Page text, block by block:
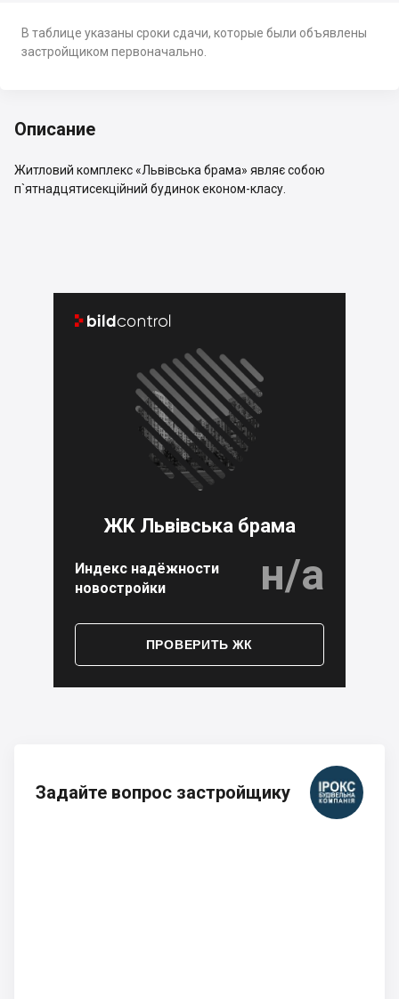
В таблице указаны сроки сдачи, которые были объявлены
застройщиком первоначально.
Описание
Житловий комплекс «Львівська брама» являє собою
п`ятнадцятисекційний будинок економ-класу.
 
ЖК Львівська брама
Индекс надёжности
новостройки
н/а
ПРОВЕРИТЬ ЖК
Задайте вопрос застройщику